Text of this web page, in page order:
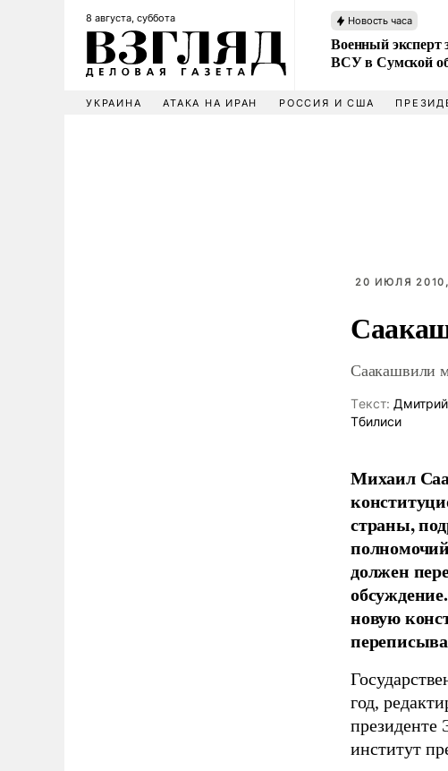
8 августа, суббота Новость часа
Военный эксперт
ВСУ в Сумской
УКРАИНА АТАКА НА ИРАН РОССИЯ И США
20 ИЮЛЯ
Саакашвили
Tекст:
Тбилиси
Михаил
страны,
должен
новую
год,
президенте
институт